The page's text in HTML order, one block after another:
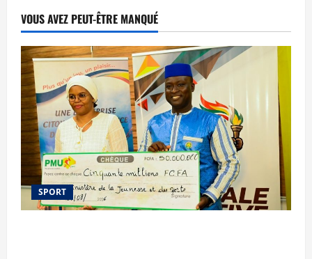
VOUS AVEZ PEUT-ÊTRE MANQUÉ
SPORT